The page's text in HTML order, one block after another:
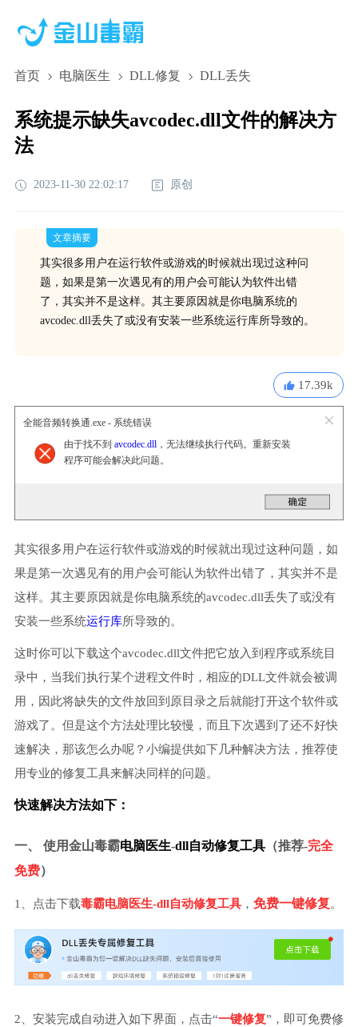
首页 电脑医生 DLL修复 DLL丢失
系统提示缺失avcodec.dll文件的解决方
法
2023-11-30 22:02:17 原创
文章摘要
其实很多用户在运行软件或游戏的时候就出现过这种问
题，如果是第一次遇见有的用户会可能认为软件出错
了，其实并不是这样。其主要原因就是你电脑系统的
avcodec.dll丢失了或没有安装一些系统运行库所导致的。
17.39k
全能音频转换通.exe - 系统错误
由于找不到 avcodec.dll，无法继续执行代码。重新安装
程序可能会解决此问题。
其实很多用户在运行软件或游戏的时候就出现过这种问题，如
果是第一次遇见有的用户会可能认为软件出错了，其实并不是
这样。其主要原因就是你电脑系统的avcodec.dll丢失了或没有
安装一些系统运行库所导致的。
这时你可以下载这个avcodec.dll文件把它放入到程序或系统目
录中，当我们执行某个进程文件时，相应的DLL文件就会被调
用，因此将缺失的文件放回到原目录之后就能打开这个软件或
游戏了。但是这个方法处理比较慢，而且下次遇到了还不好快
速解决，那该怎么办呢？小编提供如下几种解决方法，推荐使
用专业的修复工具来解决同样的问题。
快速解决方法如下：
一、 使用金山毒霸电脑医生-dll自动修复工具（推荐-完全
免费）
1、 点击下载毒霸电脑医生-dll自动修复工具， 免费一键修复。
2、安装完成自动进入如下界面，点击“一键修复”，即可免费修